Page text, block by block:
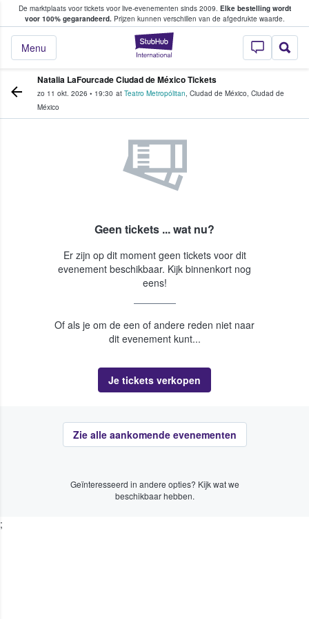
De marktplaats voor tickets voor live-evenementen sinds 2009. Elke bestelling wordt
voor 100% gegarandeerd.Prijzen kunnen verschillen van de afgedrukte waarde.
StubHub: waar
Menu
tickets kopen en verkopen
Natalia LaFourcade Ciudad de México Tickets
zo 11 okt. 2026 • 19:30 at Teatro Metropólitan, Ciudad de México, Ciudad de
México
Geen tickets ... wat nu?
Er zijn op dit moment geen tickets voor dit
evenement beschikbaar. Kijk binnenkort nog
eens!
Of als je om de een of andere reden niet naar
dit evenement kunt...
Je tickets verkopen
Zie alle aankomende evenementen
Geïnteresseerd in andere opties? Kijk wat we
beschikbaar hebben.
;